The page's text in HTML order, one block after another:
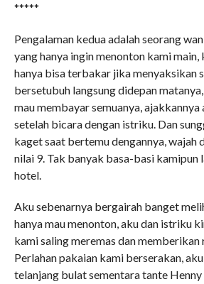
*****
Pengalaman kedua adalah seorang
yang hanya ingin menonton kami main,
hanya bisa terbakar jika menyaksikan
bersetubuh langsung didepan
mau membayar semuanya,
setelah bicara dengan istriku. Dan
kaget saat bertemu dengannya, wajah
nilai 9. Tak banyak basa-basi kamipun
hotel.
Aku sebenarnya bergairah banget
hanya mau menonton, aku dan istriku
kami saling meremas dan memberikan
Perlahan pakaian kami berserakan,
telanjang bulat sementara tante Henny